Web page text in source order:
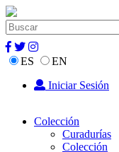
ES
EN
Iniciar Sesión
Colección
Curadurías
Colección